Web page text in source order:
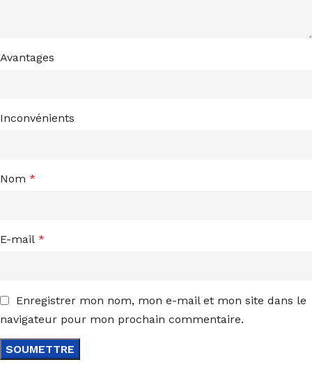
Avantages
Inconvénients
Nom *
E-mail *
Enregistrer mon nom, mon e-mail et mon site dans le
navigateur pour mon prochain commentaire.